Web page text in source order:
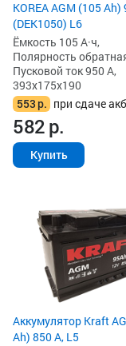
KOREA AGM (105 Ah)
(DEK1050) L6
Ёмкость 105 А·ч,
Полярность
Пусковой ток 950 А,
393x175x190
553р. при сдаче акб
582р.
Купить
Аккумулятор Kraft
Ah) 850 А, L5